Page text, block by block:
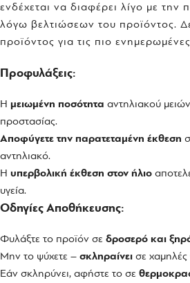
ενδέχεται να διαφέρει λίγο με
λόγω βελτιώσεων του προϊόντος.
προϊόντος για τις πιο
Προφυλάξεις:
Η μειωμένη ποσότητα αντηλιακού
προστασίας.
Αποφύγετε την παρατεταμένη έκθεση
αντηλιακό.
Η υπερβολική έκθεση στον ήλιο
υγεία.
Οδηγίες Αποθήκευσης:
Φυλάξτε το προϊόν σε δροσερό και
Μην το ψύχετε – σκληραίνει σε
Εάν σκληρύνει, αφήστε το σε